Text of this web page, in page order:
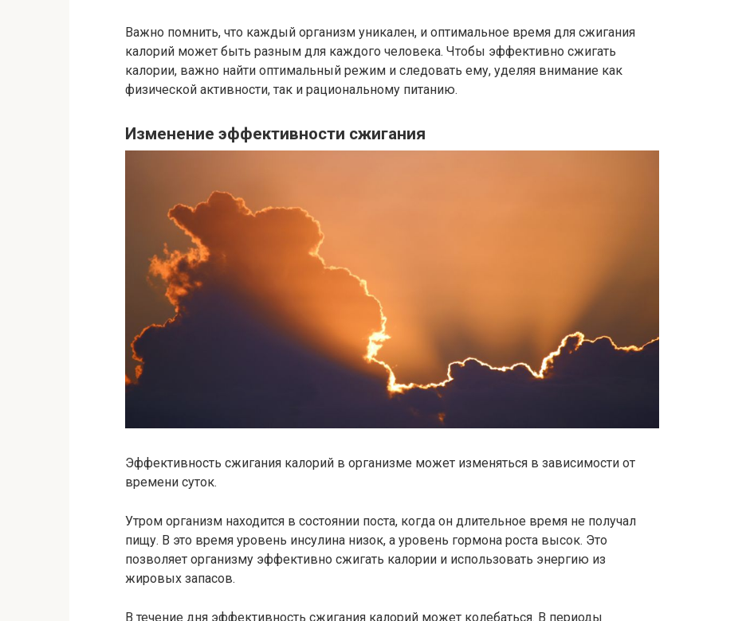
Важно помнить, что каждый организм уникален, и оптимальное время для сжигания
калорий может быть разным для каждого человека. Чтобы эффективно сжигать
калории, важно найти оптимальный режим и следовать ему, уделяя внимание как
физической активности, так и рациональному питанию.
Изменение эффективности сжигания
Эффективность сжигания калорий в организме может изменяться в зависимости от
времени суток.
Утром организм находится в состоянии поста, когда он длительное время не получал
пищу. В это время уровень инсулина низок, а уровень гормона роста высок. Это
позволяет организму эффективно сжигать калории и использовать энергию из
жировых запасов.
В течение дня эффективность сжигания калорий может колебаться. В периоды